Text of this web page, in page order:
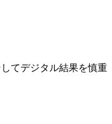
てデジタル結果を慎重